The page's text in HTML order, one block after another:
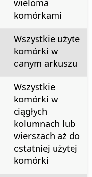
wieloma
komórkami
Wszystkie użyte
komórki w
danym arkuszu
Wszystkie
komórki w
ciągłych
kolumnach lub
wierszach aż do
ostatniej użytej
komórki